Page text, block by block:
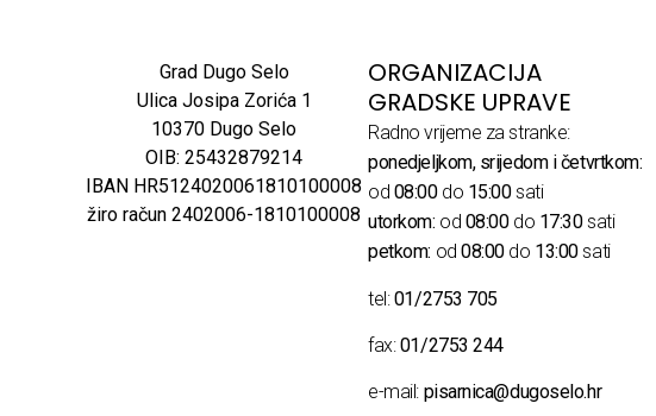
Grad Dugo Selo
Ulica Josipa Zorića 1
10370 Dugo Selo
OIB: 25432879214
IBAN HR5124020061810100008
žiro račun 2402006-1810100008
ORGANIZACIJA
GRADSKE UPRAVE
Radno vrijeme za stranke:
ponedjeljkom, srijedom i četvrtkom:
od 08:00do 15:00sati
utorkom: od 08:00do 17:30sati
petkom: od08:00do 13:00sati
tel:01/2753 705
fax:01/2753 244
e-mail: pisarnica@dugoselo.hr